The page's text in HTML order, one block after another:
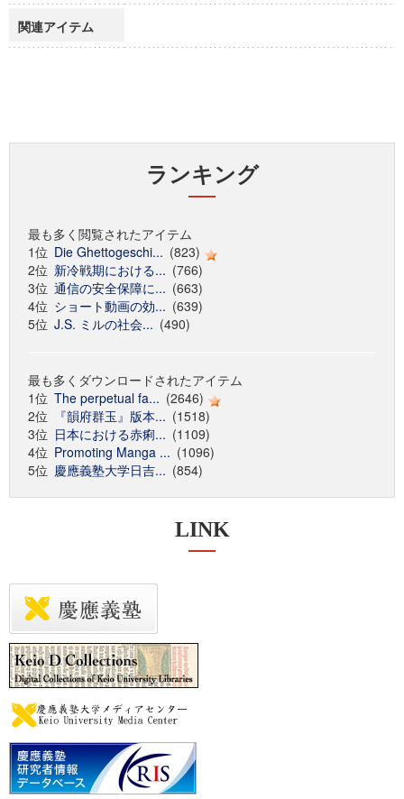
関連アイテム
ランキング
最も多く閲覧されたアイテム
1位 Die Ghettogeschi... (823)
2位 新冷戦期における... (766)
3位 通信の安全保障に... (663)
4位 ショート動画の効... (639)
5位 J.S. ミルの社会... (490)
最も多くダウンロードされたアイテム
1位 The perpetual fa... (2646)
2位
『韻府群玉』版本... (1518)
3位 日本における赤痢... (1109)
4位 Promoting Manga ... (1096)
5位 慶應義塾大学日吉... (854)
LINK